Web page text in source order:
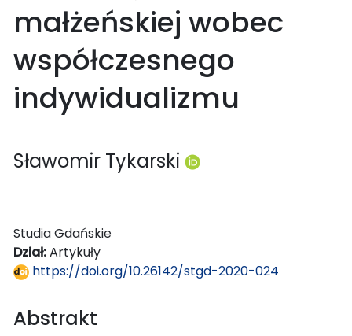
małżeńskiej wobec
współczesnego
indywidualizmu
Sławomir Tykarski
Studia Gdańskie
Dział:Artykuły
https://doi.org/10.26142/stgd-2020-024
Abstrakt